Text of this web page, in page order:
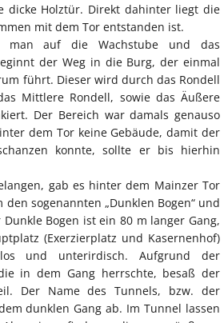
dicke Holztür. Direkt dahinter liegt die
mit dem Tor entstanden ist.
auf die Wachstube und das
der Weg in die Burg, der einmal
führt. Dieser wird durch das Rondell
Mittlere Rondell, sowie das Äußere
Der Bereich war damals genauso
dem Tor keine Gebäude, damit der
konnte, sollte er bis hierhin
gab es hinter dem Mainzer Tor
den sogenannten „Dunklen Bogen“ und
Dunkle Bogen ist ein 80 m langer Gang,
(Exerzierplatz und Kasernenhof)
und unterirdisch. Aufgrund der
in dem Gang herrschte, besaß der
Der Name des Tunnels, bzw. der
dunklen Gang ab. Im Tunnel lassen